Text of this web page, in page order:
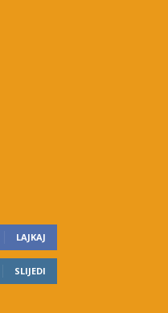
LAJKAJ
SLIJEDI